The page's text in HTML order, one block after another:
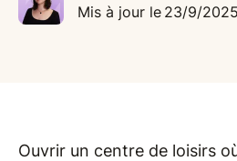
Mis à jour le 23/9/2025
Ouvrir un centre de loisirs